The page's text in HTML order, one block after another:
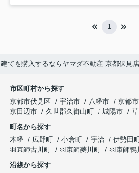
1
てを購入するならヤマダ不動産 京都伏見店
市区町村から探す
京都市伏見区
宇治市 八幡市 京都
京田辺市
久世郡久御山町 城陽市
町名から探す
木幡
広野町 小倉町 宇治 伊勢田
羽束師古川町
羽束師菱川町 羽束師鴨
沿線から探す